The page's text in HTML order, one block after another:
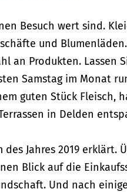
Besuch wert sind.
und
an Produkten. Lassen
Samstag im Monat
guten Stück Fleisch,
in Delden
Jahres 2019 erklärt.
Blick auf die
Und nach